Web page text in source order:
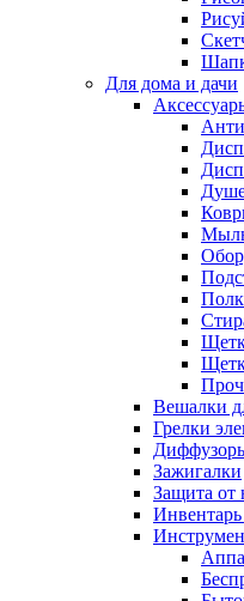
Для дома и дачи
Вешалки
Грелки
Зажигалки
Защита от
Инвентарь